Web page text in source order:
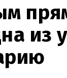
из